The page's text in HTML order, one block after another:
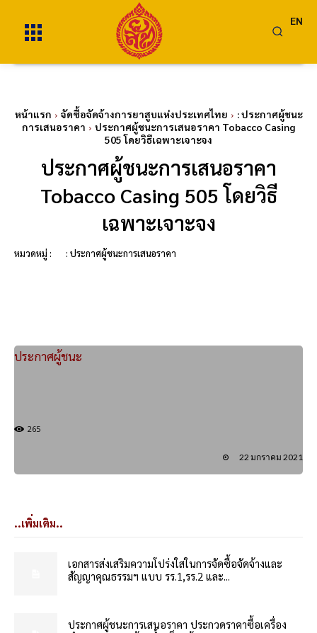
EN
หน้าแรก จัดซื้อจัดจ้างการยาสูบแห่งประเทศไทย
: ประกาศผู้ชนะ
การเสนอราคา
ประกาศผู้ชนะการเสนอราคา Tobacco Casing
505 โดยวิธีเฉพาะเจาะจง
ประกาศผู้ชนะการเสนอราคา
Tobacco Casing 505 โดยวิธี
เฉพาะเจาะจง
หมวดหมู่ : : ประกาศผู้ชนะการเสนอราคา
ประกาศผู้ชนะ
265
22 มกราคม 2021
..เพิ่มเติม..
เอกสารส่งเสริมความโปร่งใสในการจัดซื้อจัดจ้างและ
สัญญาคุณธรรมฯ แบบ รร.1,รร.2 และ...
ประกาศผู้ชนะการเสนอราคา ประกวดราคาซื้อเครื่อง